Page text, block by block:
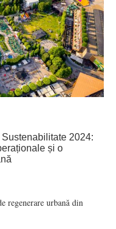
2024:
și o
regenerare urbană din